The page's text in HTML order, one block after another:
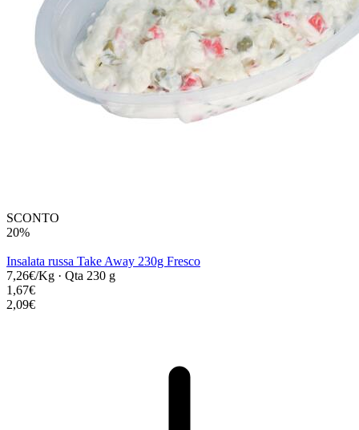
SCONTO
20%
Insalata russa Take Away 230g Fresco
7,26€/Kg · Qta 230 g
1,67€
2,09€